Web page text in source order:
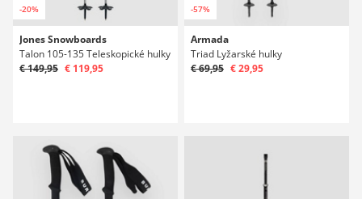
-20%
Jones Snowboards
Talon 105-135 Teleskopické hulky
€ 149,95 € 119,95
-57%
Armada
Triad Lyžarské hulky
€ 69,95 € 29,95